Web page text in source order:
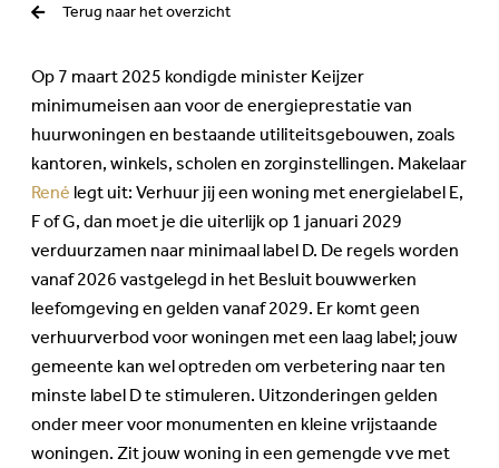
Terug naar het overzicht
Op 7 maart 2025 kondigde minister Keijzer
minimumeisen aan voor de energieprestatie van
huurwoningen en bestaande utiliteitsgebouwen, zoals
kantoren, winkels, scholen en zorginstellingen. Makelaar
René legt uit: Verhuur jij een woning met energielabel E,
F of G, dan moet je die uiterlijk op 1 januari 2029
verduurzamen naar minimaal label D. De regels worden
vanaf 2026 vastgelegd in het Besluit bouwwerken
leefomgeving en gelden vanaf 2029. Er komt geen
verhuurverbod voor woningen met een laag label; jouw
gemeente kan wel optreden om verbetering naar ten
minste label D te stimuleren. Uitzonderingen gelden
onder meer voor monumenten en kleine vrijstaande
woningen. Zit jouw woning in een gemengde vve met